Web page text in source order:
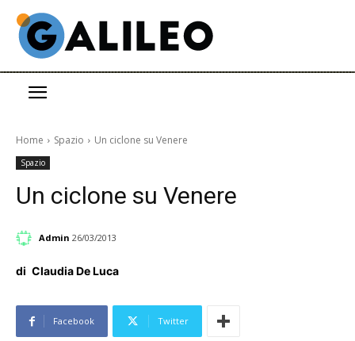
Home Spazio Un ciclone su Venere
Spazio
Un ciclone su Venere
Admin 26/03/2013
di Claudia De Luca
Facebook Twitter